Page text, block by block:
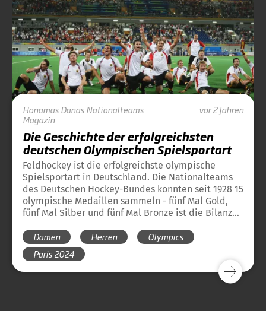
HonamasDanasNationalteams
Magazin
vor 2 Jahren
Die Geschichte der erfolgreichsten
deutschen Olympischen Spielsportart
Feldhockey ist die erfolgreichste olympische
Spielsportart in Deutschland. Die Nationalteams
des Deutschen Hockey-Bundes konnten seit 1928 15
olympische Medaillen sammeln - fünf Mal Gold,
fünf Mal Silber und fünf Mal Bronze ist die Bilanz
über die bisherige Geschichte des Hockeysports
bei Olympischen Spielen und die Medaillen des
DHB bei Olympischen Spielen.
Damen Herren
Olympics
Paris 2024